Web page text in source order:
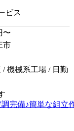
ビス
〜
市
/ 機械系工場 / 日勤